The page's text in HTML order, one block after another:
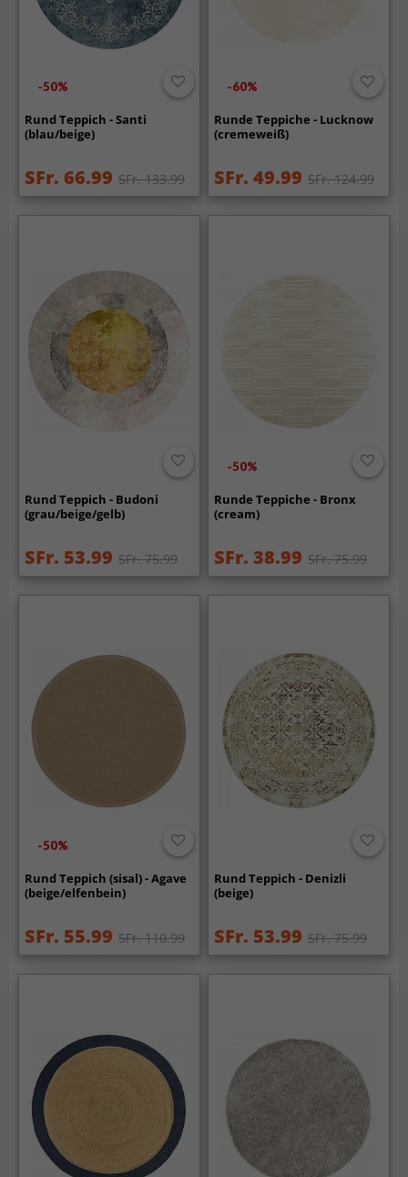
-50%
Rund Teppich - Santi
(blau/beige)
SFr. 66.99 SFr. 133.99
-60%
Runde Teppiche - Lucknow
(cremeweiß)
SFr. 49.99 SFr. 124.99
Rund Teppich - Budoni
(grau/beige/gelb)
SFr. 53.99 SFr. 75.99
-50%
Runde Teppiche - Bronx
(cream)
SFr. 38.99 SFr. 75.99
-50%
Rund Teppich (sisal) - Agave
(beige/elfenbein)
SFr. 55.99 SFr. 110.99
Rund Teppich - Denizli
(beige)
SFr. 53.99 SFr. 75.99